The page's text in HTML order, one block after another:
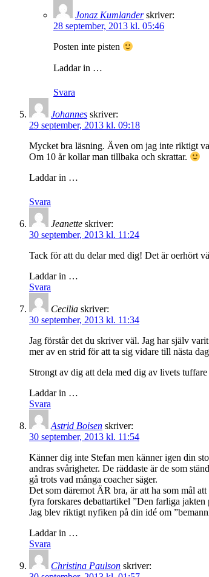
Jonaz Kumlander skriver:
28 september, 2013 kl. 05:46
Posten inte pisten
Laddar in …
Svara
Johannes skriver:
29 september, 2013 kl. 09:18
Mycket bra läsning. Även om jag inte riktigt
Om 10 år kollar man tillbaka och skrattar.
Laddar in …
Svara
Jeanette skriver:
30 september, 2013 kl. 11:24
Tack för att du delar med dig! Det är oerhört
Laddar in …
Svara
Cecilia skriver:
30 september, 2013 kl. 11:34
Jag förstår det du skriver väl. Jag har själv
mer av en strid för att ta sig vidare till nästa
Strongt av dig att dela med dig av livets
Laddar in …
Svara
Astrid Boisen skriver:
30 september, 2013 kl. 11:54
Känner dig inte Stefan men känner igen din
andras svårigheter. De räddaste är de som
gå trots vad många coacher säger.
Det som däremot ÄR bra, är att ha som mål
fyra forskares debattartikel ”Den farliga
Jag blev riktigt nyfiken på din idé om
Laddar in …
Svara
Christina Paulson skriver: